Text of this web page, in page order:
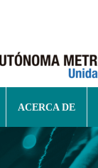
ACERCA DE